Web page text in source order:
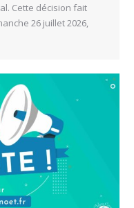
Cette décision fait
26 juillet 2026,